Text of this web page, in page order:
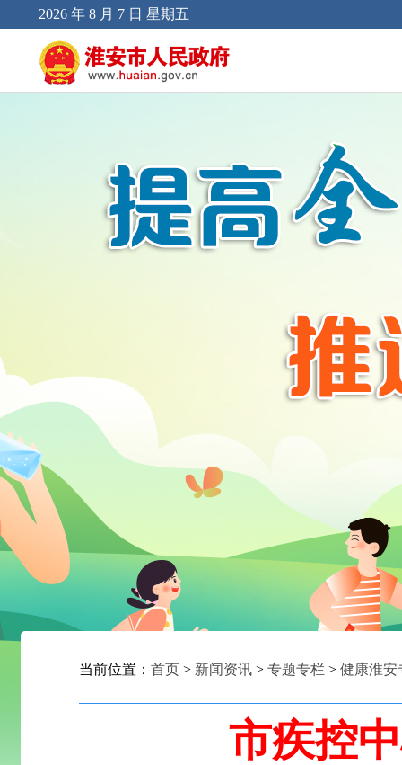
2026 年 8 月 7 日 星期五
当前位置： 首页 > 新闻资讯 > 专题专栏 > 健康淮安
市疾控